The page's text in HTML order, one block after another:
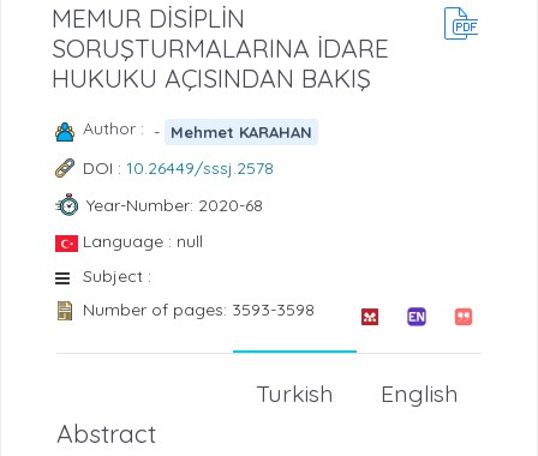
MEMUR DİSİPLİN
SORUŞTURMALARINA İDARE
HUKUKU AÇISINDAN BAKIŞ
Author : - Mehmet KARAHAN
DOI : 10.26449/sssj.2578
Year-Number: 2020-68
Language : null
Subject :
Number of pages: 3593-3598
English
Turkish
Abstract